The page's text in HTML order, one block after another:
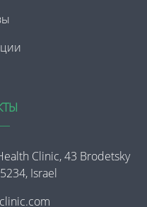
Clinic, 43 Brodetsky
Israel